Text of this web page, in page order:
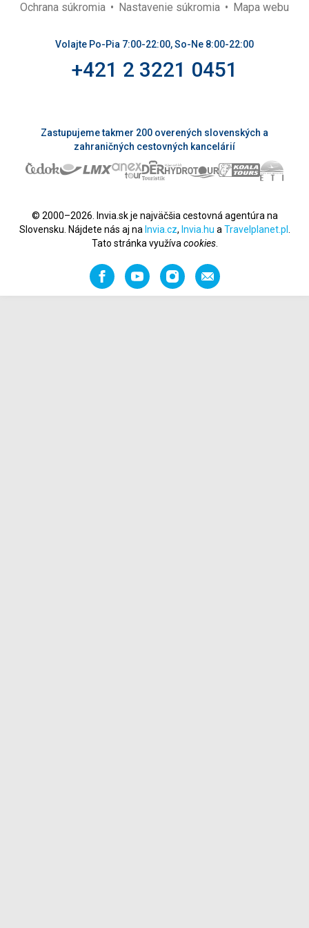
Ochrana súkromia Nastavenie súkromia Mapa webu
Volajte Po-Pia 7:00-22:00, So-Ne 8:00-22:00
+421 2 3221 0451
Zastupujeme takmer 200 overených slovenských a
zahraničných cestovných kancelárií
© 2000–2026. Invia.sk je najväčšia cestovná agentúra na
Slovensku. Nájdete nás aj na Invia.cz, Invia.hu a Travelplanet.pl
Tato stránka využíva cookies.
FacebookYouTubeInstagramOdporučiť